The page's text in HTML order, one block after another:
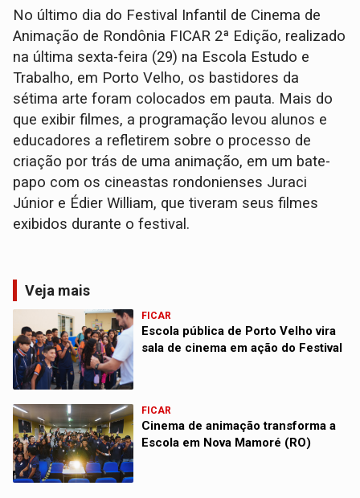
No último dia do Festival Infantil de Cinema de
Animação de Rondônia FICAR 2ª Edição, realizado
na última sexta-feira (29) na Escola Estudo e
Trabalho, em Porto Velho, os bastidores da
sétima arte foram colocados em pauta. Mais do
que exibir filmes, a programação levou alunos e
educadores a refletirem sobre o processo de
criação por trás de uma animação, em um bate-
papo com os cineastas rondonienses Juraci
Júnior e Édier William, que tiveram seus filmes
exibidos durante o festival.
Veja mais
FICAR
Escola pública de Porto Velho vira
sala de cinema em ação do Festival
FICAR
Cinema de animação transforma a
Escola em Nova Mamoré (RO)